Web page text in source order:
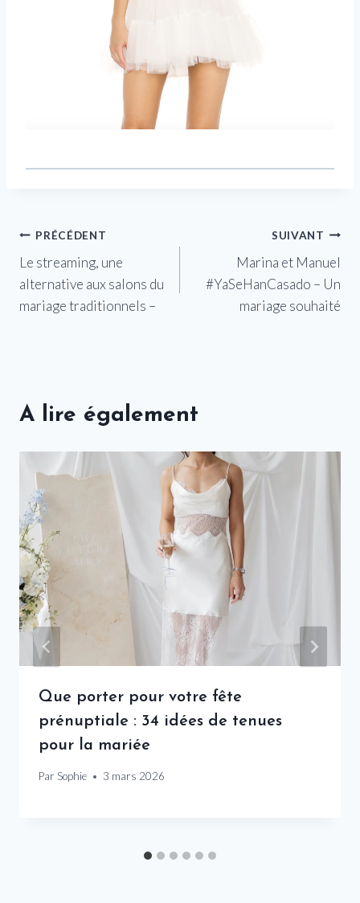
Navigation
de
l’article
PRÉCÉDENT
Le streaming, une
alternative aux salons du
mariage traditionnels –
SUIVANT
Marina et Manuel
#YaSeHanCasado – Un
mariage souhaité
A lire également
Que porter pour votre fête
prénuptiale : 34 idées de tenues
pour la mariée
Par Sophie 3 mars 2026